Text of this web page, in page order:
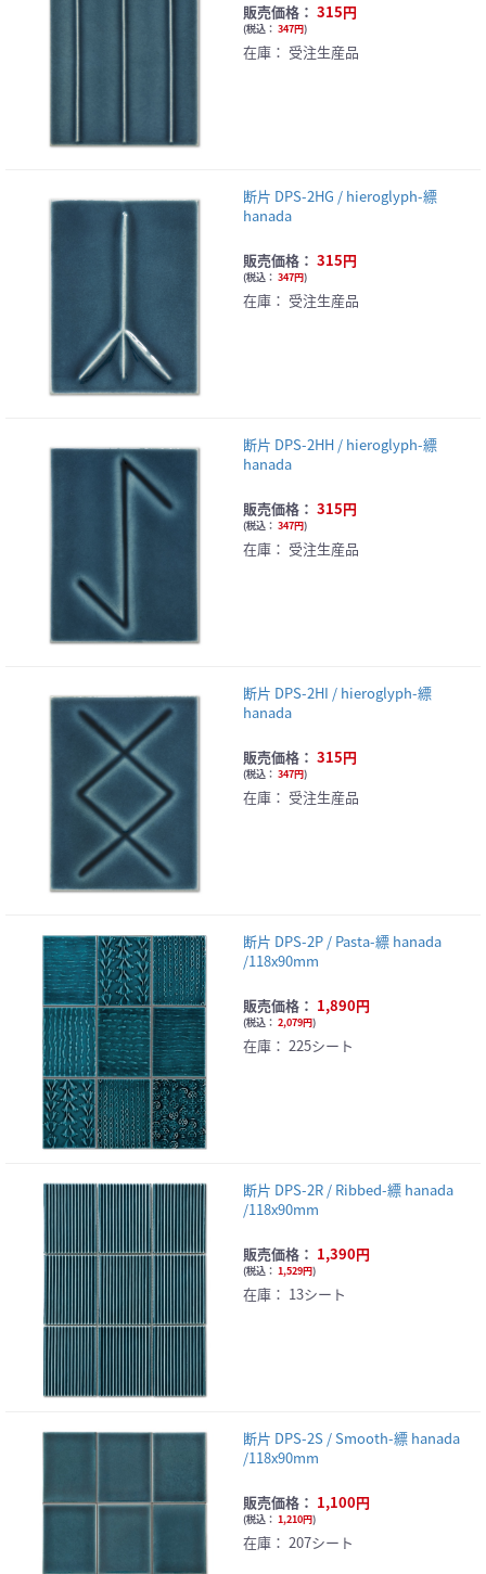
販売価格： 315円
(税込： 347円)
在庫： 受注生産品
断片 DPS-2HG / hieroglyph-縹
hanada
販売価格： 315円
(税込： 347円)
在庫： 受注生産品
断片 DPS-2HH / hieroglyph-縹
hanada
販売価格： 315円
(税込： 347円)
在庫： 受注生産品
断片 DPS-2HI / hieroglyph-縹
hanada
販売価格： 315円
(税込： 347円)
在庫： 受注生産品
断片 DPS-2P / Pasta-縹 hanada
/118x90mm
販売価格： 1,890円
(税込： 2,079円)
在庫： 225シート
断片 DPS-2R / Ribbed-縹 hanada
/118x90mm
販売価格： 1,390円
(税込： 1,529円)
在庫： 13シート
断片 DPS-2S / Smooth-縹 hanada
/118x90mm
販売価格： 1,100円
(税込： 1,210円)
在庫： 207シート